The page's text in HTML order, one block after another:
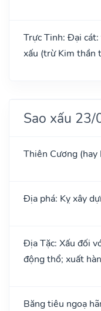
Trực Tinh: Đại
xấu (trừ Kim thần
Sao xấu
Thiên Cương
Địa phá: Kỵ xây
Địa Tặc: Xấu đối
động thổ; xuất
Băng tiêu ngoạ